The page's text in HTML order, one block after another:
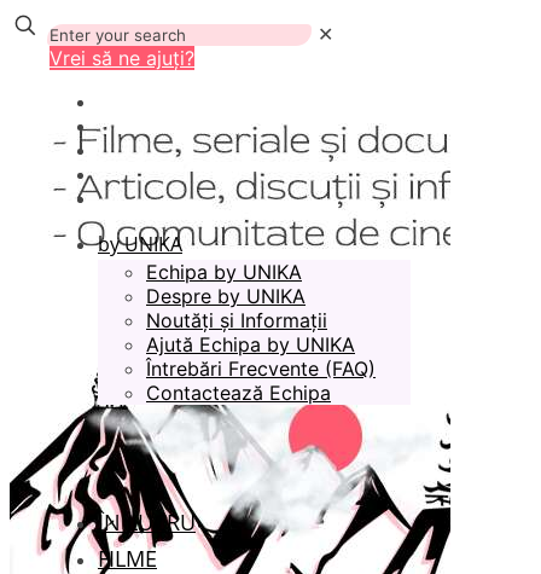
✕
Vrei să ne ajuți?
by UNIKA
Echipa by UNIKA
Despre by UNIKA
Noutăți și Informații
Ajută Echipa by UNIKA
Întrebări Frecvente (FAQ)
Contactează Echipa
ÎN LUCRU
FILME